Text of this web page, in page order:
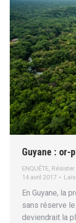
Guyane : or-
ENQUÊTE, Résister
14 avril 2017
En Guyane, la
sans réserve le
deviendrait la